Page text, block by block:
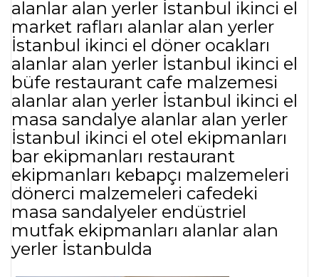
alanlar alan yerler İstanbul ikinci el
market rafları alanlar alan yerler
İstanbul ikinci el döner ocakları
alanlar alan yerler İstanbul ikinci el
büfe restaurant cafe malzemesi
alanlar alan yerler İstanbul ikinci el
masa sandalye alanlar alan yerler
İstanbul ikinci el otel ekipmanları
bar ekipmanları restaurant
ekipmanları kebapçı malzemeleri
dönerci malzemeleri cafedeki
masa sandalyeler endüstriel
mutfak ekipmanları alanlar alan
yerler İstanbulda